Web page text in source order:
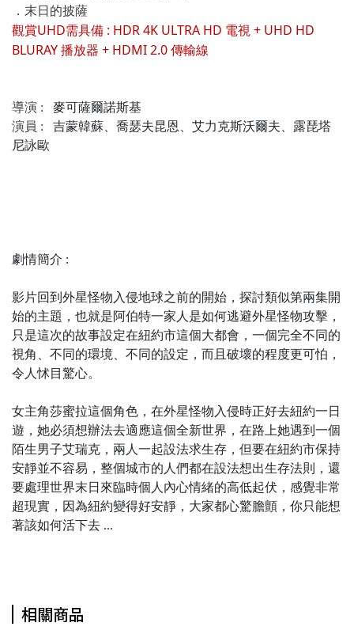
． 末日的披薩
觀賞UHD需具備 : HDR 4K ULTRA HD 電視 + UHD HD
BLURAY 播放器 + HDMI 2.0 傳輸線
導演 : 麥可薩爾諾斯基
演員 : 吉蒙韓蘇、喬瑟夫昆恩、艾力克斯沃爾夫、露琵塔
尼詠歐
劇情簡介 :
影片回到外星怪物入侵地球之前的開始，探討類似第兩集開
始的主題，也就是阿伯特一家人是如何逃避外星怪物攻擊，
只是這次的故事設定在紐約市這個大都會，一個完全不同的
視角、不同的環境、不同的設定，而且破壞的程度更可怕，
令人怵目驚心。
女主角莎蜜拉這個角色，在外星怪物入侵時正好去紐約一日
遊，她必須想辦法去適應這個全新世界，在路上她遇到一個
陌生男子艾瑞克，兩人一起設法求生存，但要在紐約市保持
安靜並不容易，整個城市的人們都在設法想出生存法則，還
要處理世界末日來臨時個人內心情緒的高低起伏，感覺非常
超現實，因為紐約變得好安靜，大家都心驚膽顫，你只能想
著該如何活下去 ...
相關商品